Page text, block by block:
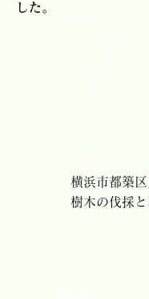
した。
横浜市都築
樹木の伐採と